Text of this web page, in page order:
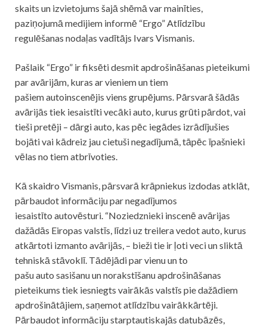
skaits un izvietojums šajā shēmā var mainīties,
paziņojumā medijiem informē “Ergo” Atlīdzību
regulēšanas nodaļas vadītājs Ivars Vismanis.
Pašlaik “Ergo” ir fiksēti desmit apdrošināšanas pieteikumi
par avārijām, kuras ar vieniem un tiem
pašiemautoinscenējis viens grupējums. Pārsvarā šādās
avārijās tiek iesaistīti vecākiauto, kurus grūti pārdot, vai
tieši pretēji – dārgiauto, kas pēc iegādes izrādījušies
bojāti vai kādreiz jau cietuši negadījumā, tāpēc īpašnieki
vēlas no tiem atbrīvoties.
Kā skaidro Vismanis, pārsvarā krāpniekus izdodas atklāt,
pārbaudot informāciju par negadījumos
iesaistīto autovēsturi. “Noziedznieki inscenē avārijas
dažādās Eiropas valstīs, līdzi uz treilera vedotauto, kurus
atkārtoti izmanto avārijās, – bieži tie ir ļoti veci un sliktā
tehniskā stāvoklī. Tādējādi par vienu un to
pašuauto sasišanu un norakstīšanu apdrošināšanas
pieteikums tiek iesniegts vairākās valstīs pie dažādiem
apdrošinātājiem, saņemot atlīdzību vairākkārtēji.
Pārbaudot informāciju starptautiskajās datubāzēs,